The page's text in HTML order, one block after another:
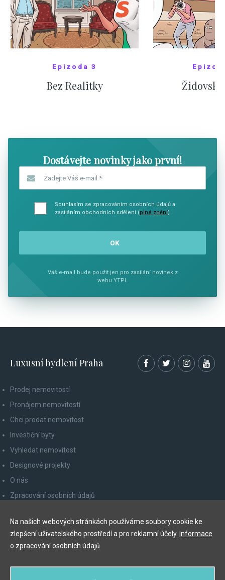
Epizoda 3
Bez Realitky
Dostávejte novinky jako první!
Souhlasím se zpracováním osobních údajů a
zasíláním obchodních sdělení (plné znění)
Váš e-mail bude použit jen pro zasílání novinek z
webu YTPI.
Luxusní bydlení Praha
Prodej nemovitostí
Pronájem nemovitostí
Chci prodat nemovitost
Investiční byty
Vyhledat nemovitost
Designové projekty
O nás
Zpracování osobních údajů
Odhlášení z newsletteru
Na našich webových stránkách používáme soubory cookie ke
zlepšení uživatelského prostředí a pro reklamní účely. Informace
o zpracování osobních údajů